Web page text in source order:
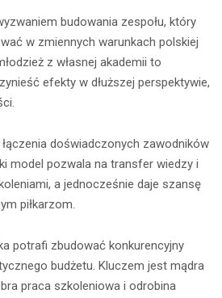
budowania zespołu, który
w zmiennych warunkach polskiej
z własnej akademii to
efekty w dłuższej perspektywie,
doświadczonych zawodników
model pozwala na transfer wiedzy i
a jednocześnie daje szansę
piłkarzom.
potrafi zbudować konkurencyjny
budżetu. Kluczem jest mądra
praca szkoleniowa i odrobina